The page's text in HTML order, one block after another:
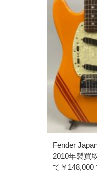
Fender
2010年製買
て￥148,000